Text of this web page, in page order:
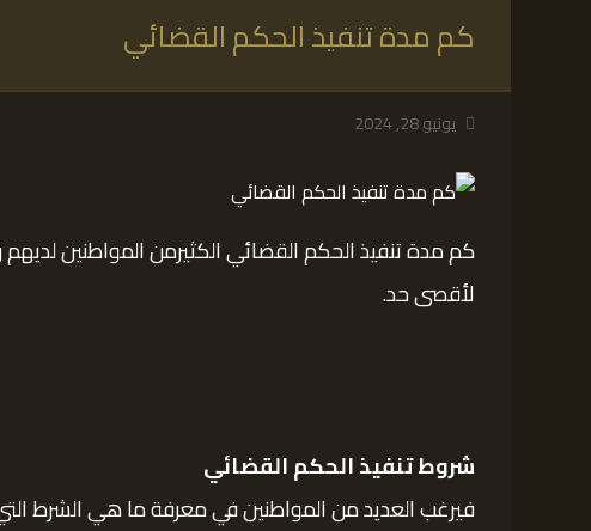
كم مدة تنفيذ الحكم القضائي
يونيو 28, 2024
كم مدة تنفيذ الحكم القضائي الكثيرمن المواطنين
لأقصى حد.
شروط تنفيذ الحكم القضائي
فيرغب العديد من المواطنين في معرفة ما هي الشرط